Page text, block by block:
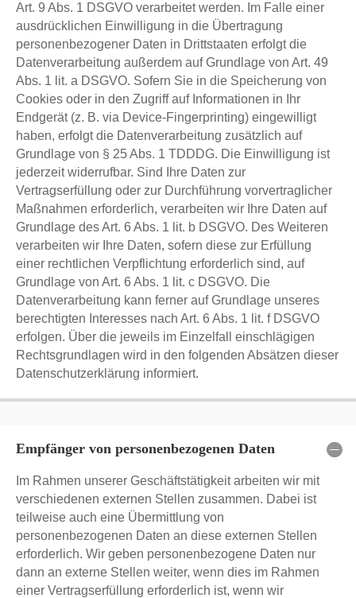
Art. 9 Abs. 1 DSGVO verarbeitet werden. Im Falle einer
ausdrücklichen Einwilligung in die Übertragung
personenbezogener Daten in Drittstaaten erfolgt die
Datenverarbeitung außerdem auf Grundlage von Art. 49
Abs. 1 lit. a DSGVO. Sofern Sie in die Speicherung von
Cookies oder in den Zugriff auf Informationen in Ihr
Endgerät (z. B. via Device-Fingerprinting) eingewilligt
haben, erfolgt die Datenverarbeitung zusätzlich auf
Grundlage von § 25 Abs. 1 TDDDG. Die Einwilligung ist
jederzeit widerrufbar. Sind Ihre Daten zur
Vertragserfüllung oder zur Durchführung vorvertraglicher
Maßnahmen erforderlich, verarbeiten wir Ihre Daten auf
Grundlage des Art. 6 Abs. 1 lit. b DSGVO. Des Weiteren
verarbeiten wir Ihre Daten, sofern diese zur Erfüllung
einer rechtlichen Verpflichtung erforderlich sind, auf
Grundlage von Art. 6 Abs. 1 lit. c DSGVO. Die
Datenverarbeitung kann ferner auf Grundlage unseres
berechtigten Interesses nach Art. 6 Abs. 1 lit. f DSGVO
erfolgen. Über die jeweils im Einzelfall einschlägigen
Rechtsgrundlagen wird in den folgenden Absätzen dieser
Datenschutzerklärung informiert.
Empfänger von personenbezogenen Daten
Im Rahmen unserer Geschäftstätigkeit arbeiten wir mit
verschiedenen externen Stellen zusammen. Dabei ist
teilweise auch eine Übermittlung von
personenbezogenen Daten an diese externen Stellen
erforderlich. Wir geben personenbezogene Daten nur
dann an externe Stellen weiter, wenn dies im Rahmen
einer Vertragserfüllung erforderlich ist, wenn wir